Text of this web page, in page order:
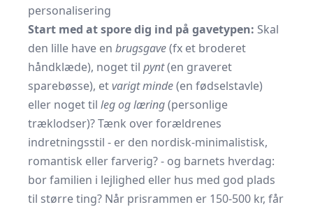
personalisering
Start med at spore dig ind på gavetypen: Skal
den lille have en brugsgave(fx et broderet
håndklæde), noget til pynt(en graveret
sparebøsse), etvarigt minde(en fødselstavle)
eller noget til leg og læring(personlige
træklodser)? Tænk over forældrenes
indretningsstil - er den nordisk-minimalistisk,
romantisk eller farverig? - og barnets hverdag:
bor familien i lejlighed eller hus med god plads
til større ting? Når prisrammen er 150-500 kr, får